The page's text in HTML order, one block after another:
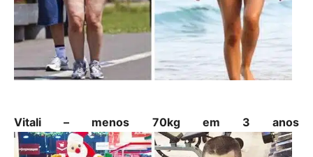
Vitali – menos 70kg em 3 anos